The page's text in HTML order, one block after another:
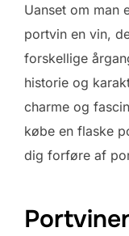
Uanset om man
portvin en vin,
forskellige
historie og
charme og
købe en flaske
dig forføre af